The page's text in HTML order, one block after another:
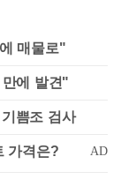
매물로"
에 발견"
쁨조 검사